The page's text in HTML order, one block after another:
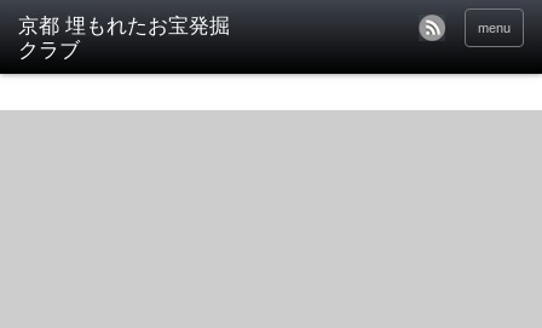
京都 埋もれたお宝発掘
クラブ
menu